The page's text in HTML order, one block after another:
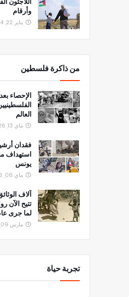
وأرقام
يناير 22, 2024
من ذاكرة فلسطين
العالم
ماي 13, 2026
فقدان
استهداف
يونس
ماي 06, 2026
آلاف
تتيح الآن
لما جرى عام
مارس 09, 2026
تجربة حياة